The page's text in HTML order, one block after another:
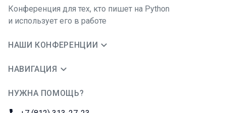
Конференция для тех, кто пишет на Python
и использует его в работе
НАШИ КОНФЕРЕНЦИИ
НАВИГАЦИЯ
НУЖНА ПОМОЩЬ?